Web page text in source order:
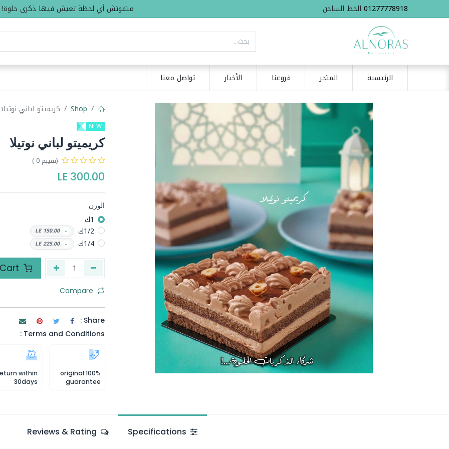
01277778918 الخط الساخن متفوتش أي لحظة تعيش فيها ذكرى حلوة!
الرئيسية المتجر فروعنا الأخبار تواصل معنا
Shop كريميتو لباني نوتيلا
NEW
كريميتو لباني نوتيلا
(تقييم 0 )
300.00
الوزن
1ك
1/2ك
-
150.00
LE
1/4ك -
225.00
LE
Compare
Share :
Terms and Conditions :
100% original
guarantee
within
30days